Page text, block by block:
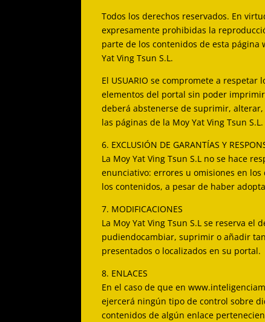
Todos los derechos reservados. En
expresamente prohibidas la
parte de los contenidos de esta
Yat Ving Tsun S.L.
El USUARIO se compromete a
elementos del portal sin poder
deberá abstenerse de suprimir,
las páginas de la Moy Yat Ving Tsun S.L.
6. EXCLUSIÓN DE GARANTÍAS Y
La Moy Yat Ving Tsun S.L no se hace
enunciativo: errores u omisiones en
los contenidos, a pesar de haber
7. MODIFICACIONES
La Moy Yat Ving Tsun S.L se reserva
pudiendocambiar, suprimir o añadir
presentados o localizados en su portal.
8. ENLACES
En el caso de que en
ejercerá ningún tipo de control sobre
contenidos de algún enlace